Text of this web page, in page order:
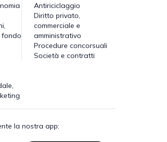
fondo
Antiriciclaggio
Diritto privato,
commerciale e
amministrativo
Procedure concorsuali
Società e contratti
la nostra app: